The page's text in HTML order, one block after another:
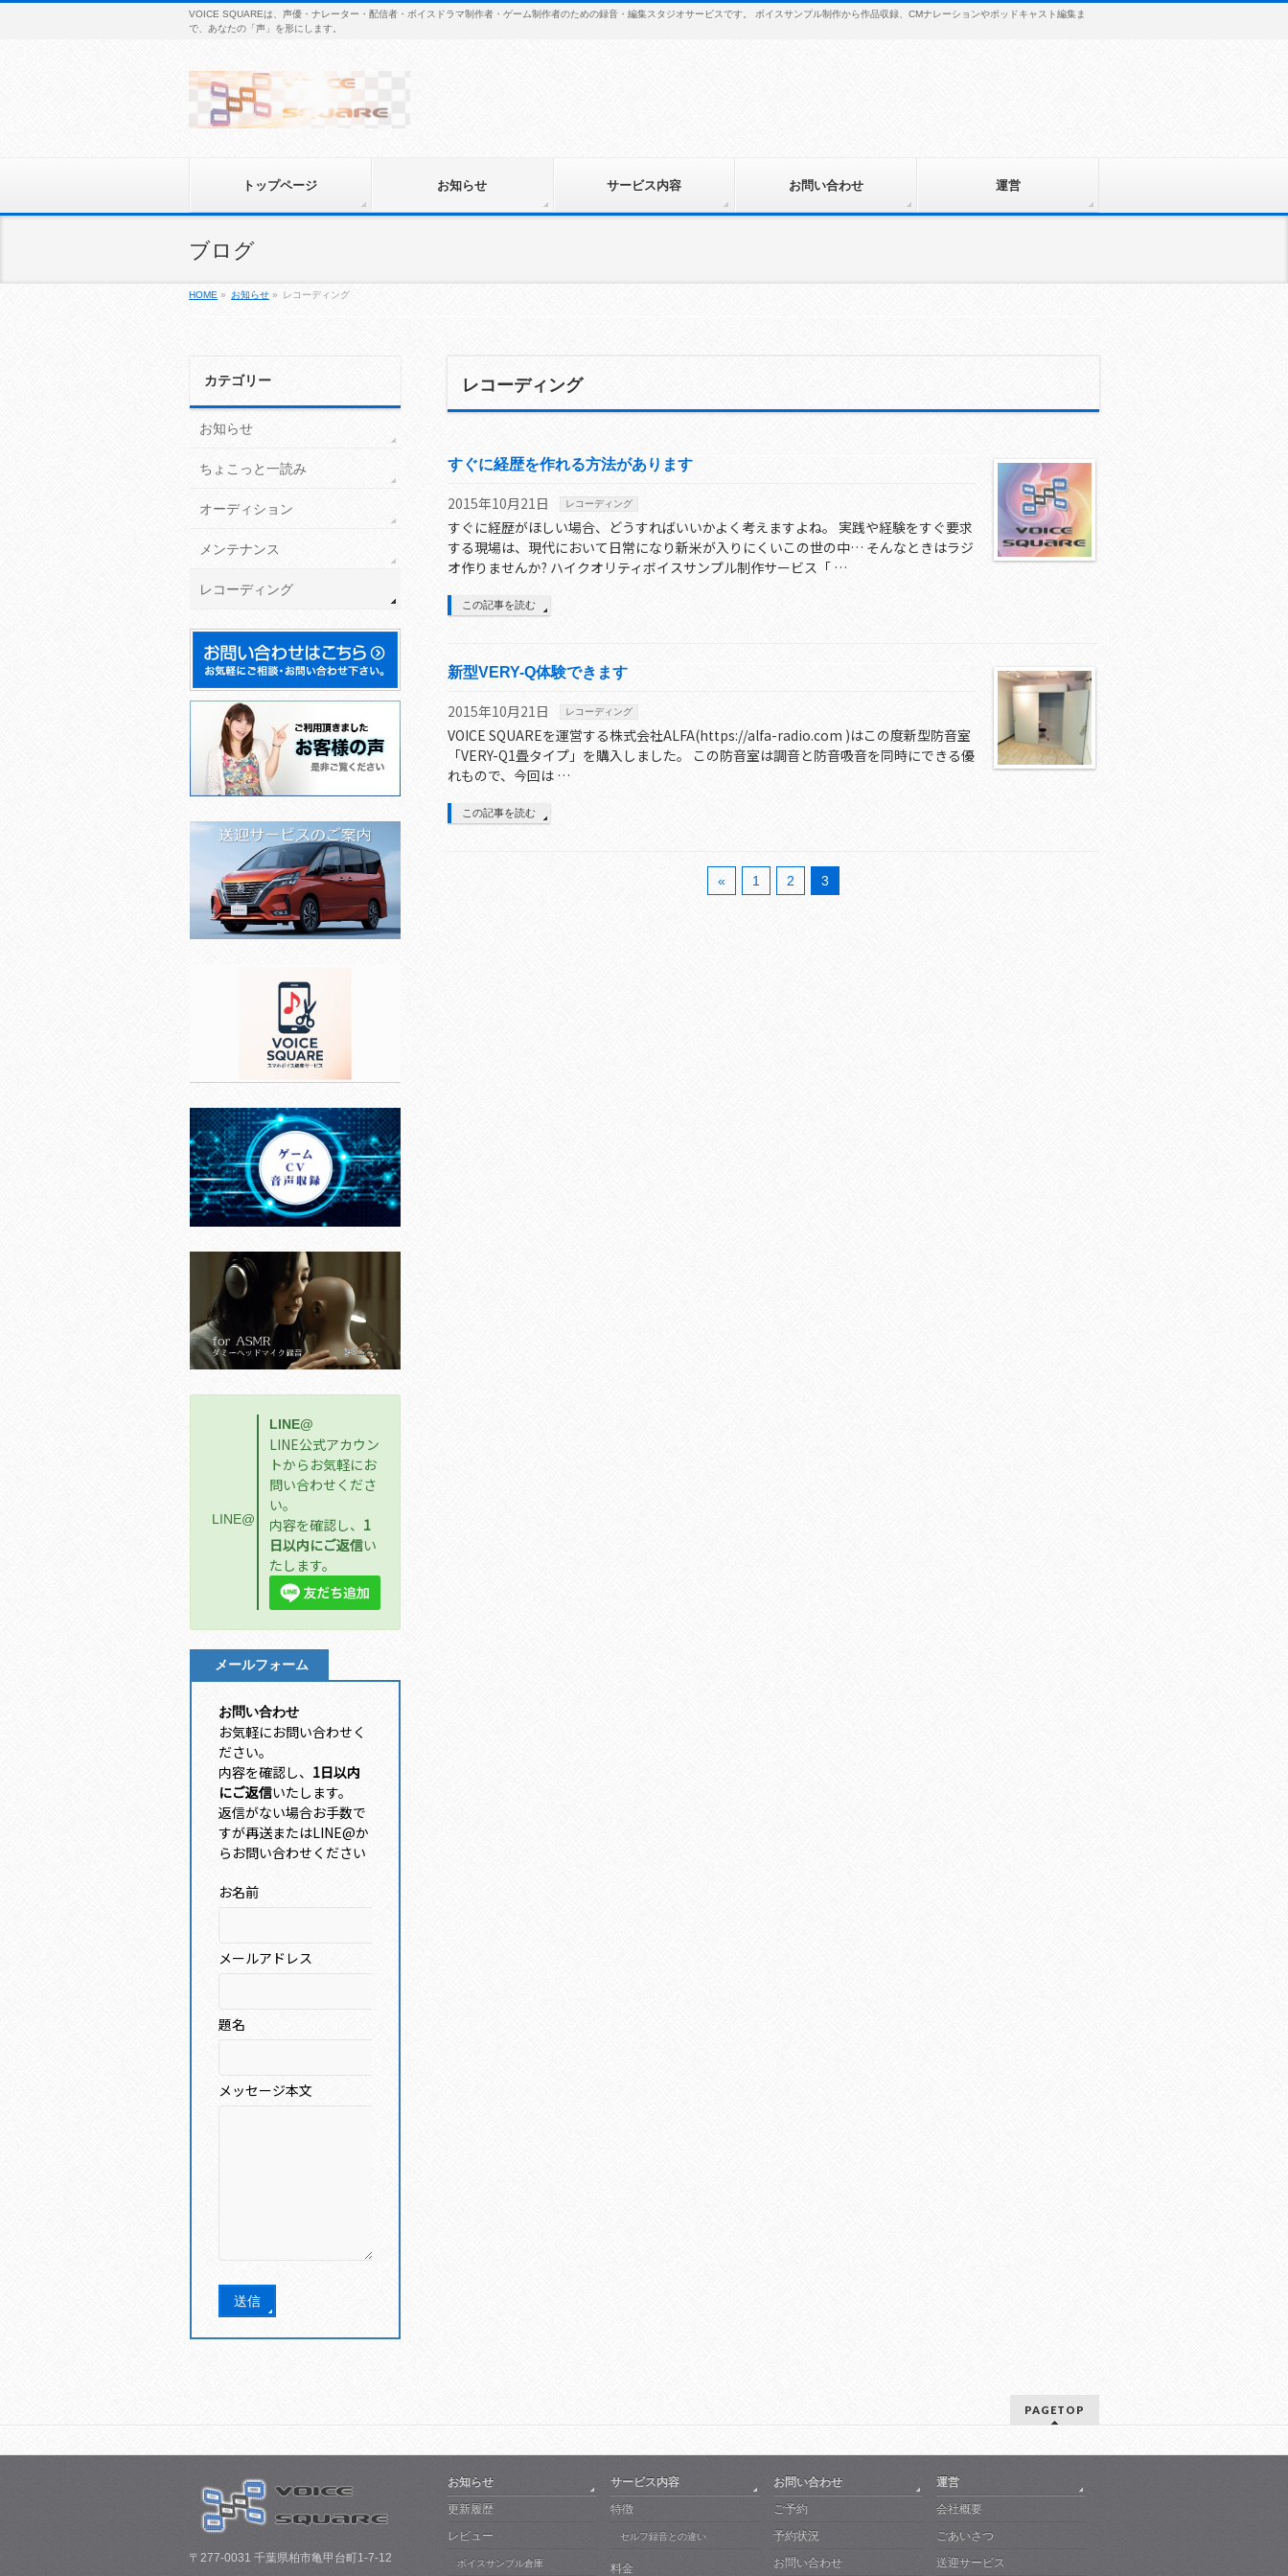
VOICE SQUAREは、声優・ナレーター・配信者・ボイスドラマ制作者・ゲーム制作者のための録音・編集スタジオサービスです。 ボイスサンプル制作から作品収録、CMナレーションやポッドキャスト編集ま
で、あなたの「声」を形にします。
トップページ お知らせ サービス内容 お問い合わせ 運営
ブログ
HOME » お知らせ » レコーディング
レコーディング
すぐに経歴を作れる方法があります
2015年10月21日 レコーディング
すぐに経歴がほしい場合、どうすればいいかよく考えますよね。 実践や経験をすぐ要求
する現場は、現代において日常になり新米が入りにくいこの世の中… そんなときはラジ
オ作りませんか? ハイクオリティボイスサンプル制作サービス「 …
この記事を読む
新型VERY-Q体験できます
2015年10月21日 レコーディング
VOICE SQUAREを運営する株式会社ALFA(https://alfa-radio.com )はこの度新型防音室
「VERY-Q1畳タイプ」を購入しました。 この防音室は調音と防音吸音を同時にできる優
れもので、今回は …
この記事を読む
« 1 2 3
カテゴリー
お知らせ
ちょこっと一読み
オーディション
メンテナンス
レコーディング
LINE@
LINE@
LINE公式アカウン
トからお気軽にお
問い合わせくださ
い。
内容を確認し、 1
日以内にご返信い
たします。
メールフォーム
お問い合わせ
お気軽にお問い合わせく
ださい。
内容を確認し、 1日以内
にご返信いたします。
返信がない場合お手数で
すが再送またはLINE@か
らお問い合わせください
お名前
メールアドレス
題名
メッセージ本文
PAGETOP
〒277-0031 千葉県柏市亀甲台町1-7-12
お知らせ
更新履歴
レビュー
ボイスサンプル倉庫
サービス内容
特徴
セルフ録音との違い
料金
お問い合わせ
ご予約
予約状況
お問い合わせ
運営
会社概要
ごあいさつ
送迎サービス